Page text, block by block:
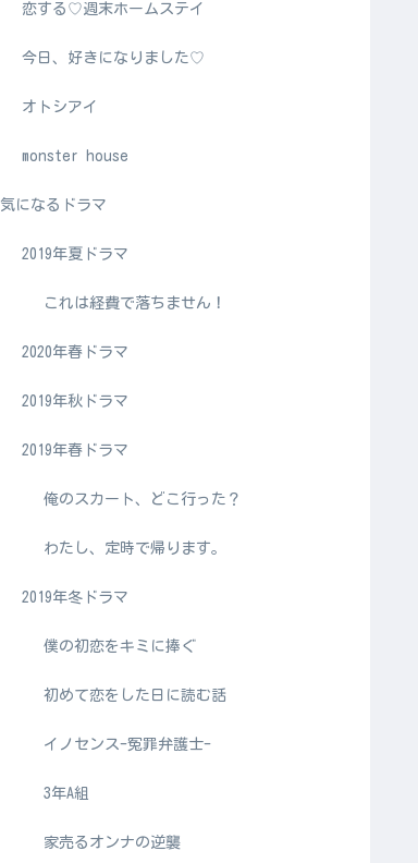
恋する♡週末ホームステイ
今日、好きになりました♡
オトシアイ
monster house
気になるドラマ
2019年夏ドラマ
これは経費で落ちません！
2020年春ドラマ
2019年秋ドラマ
2019年春ドラマ
俺のスカート、どこ行った？
わたし、定時で帰ります。
2019年冬ドラマ
僕の初恋をキミに捧ぐ
初めて恋をした日に読む話
イノセンス-冤罪弁護士-
3年A組
家売るオンナの逆襲